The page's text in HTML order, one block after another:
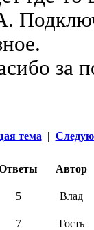
за
тема |
Автор
5 Влад
7
Гость